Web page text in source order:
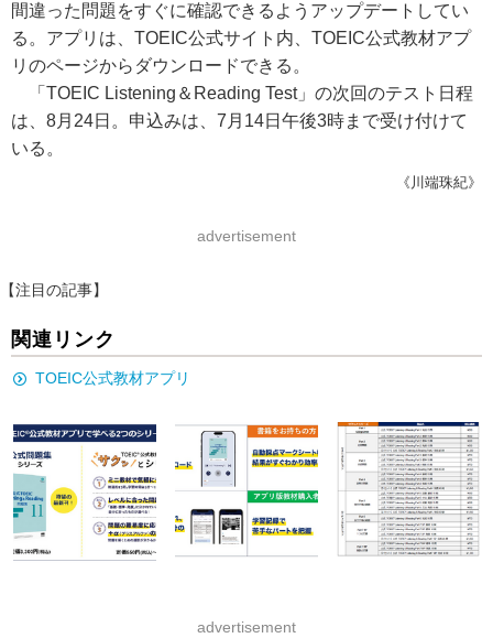
間違った問題をすぐに確認できるようアップデートしてい
る。アプリは、TOEIC公式サイト内、TOEIC公式教材アプ
リのページからダウンロードできる。
「TOEIC Listening＆Reading Test」の次回のテスト日程
は、8月24日。申込みは、7月14日午後3時まで受け付けて
いる。
《川端珠紀》
advertisement
【注目の記事】
関連リンク
TOEIC公式教材アプリ
advertisement